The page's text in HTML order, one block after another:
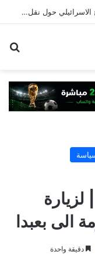
تقدير موقف استراتيجي | قراءة في التصريح الاسرائيلي حول نقل المفاوضات مع لبنان من واشنطن الى روما
الى بعبدا
دقيقة واحدة